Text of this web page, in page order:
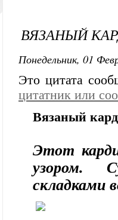
ВЯЗАНЫЙ
Понедельник, 01
Это цитата
цитатник или
Вязаный
Этот
узором.
складками